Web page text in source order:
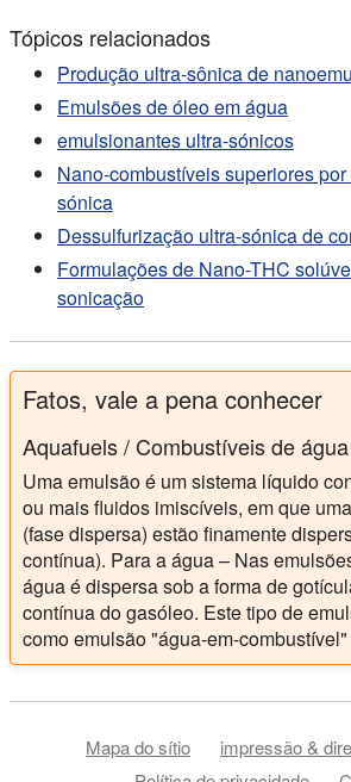
Kadir; Nor Azwadi Che Sidik;
Combustível de emulsão Water-
emulsionantes: O seu
estabilidade, desempenho do
gases de escape. Fuel 215, 2018.
Mohammed Yahaya Khan; Z. A.
Yohaness Hagos; A. Rashid A.
Tendências atuais na emulsão de
como combustível. The Scientific
2014(17):527472.
alternativo . Questões Técnicas 4/
V.M. Ivanov; P.I. Nefedov (1965):
experimental do processo de
combustíveis líquidos naturais e
Tech. Transl. TIF-258, 1965.
Tópicos relacionados
Produção ultra-sônica de
Emulsões de óleo em água
emulsionantes ultra-sónicos
Nano-combustíveis superiores
sónica
Dessulfurização ultra-sónica de
Formulações de Nano-THC
sonicação
Fatos, vale a pena conhecer
Aquafuels / Combustíveis de
Uma emulsão é um sistema líquido
ou mais fluidos imiscíveis, em que
(fase dispersa) estão finamente
contínua). Para a água – Nas
água é dispersa sob a forma de
contínua do gasóleo. Este tipo de
como emulsão "água-em-
Mapa do sítio
impressão &